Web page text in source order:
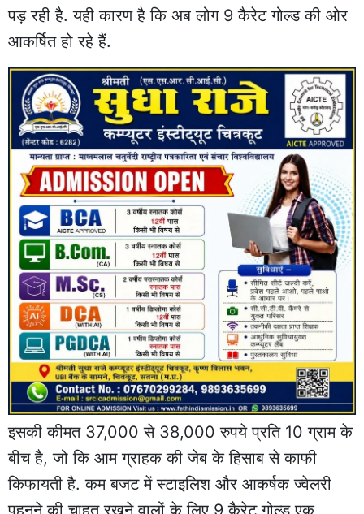
पड़ रही है. यही कारण है कि अब लोग 9 कैरेट गोल्ड की ओर
आकर्षित हो रहे हैं.
इसकी कीमत 37,000 से 38,000 रुपये प्रति 10 ग्राम के
बीच है, जो कि आम ग्राहक की जेब के हिसाब से काफी
किफायती है. कम बजट में स्टाइलिश और आकर्षक ज्वेलरी
पहनने की चाहत रखने वालों के लिए 9 कैरेट गोल्ड एक